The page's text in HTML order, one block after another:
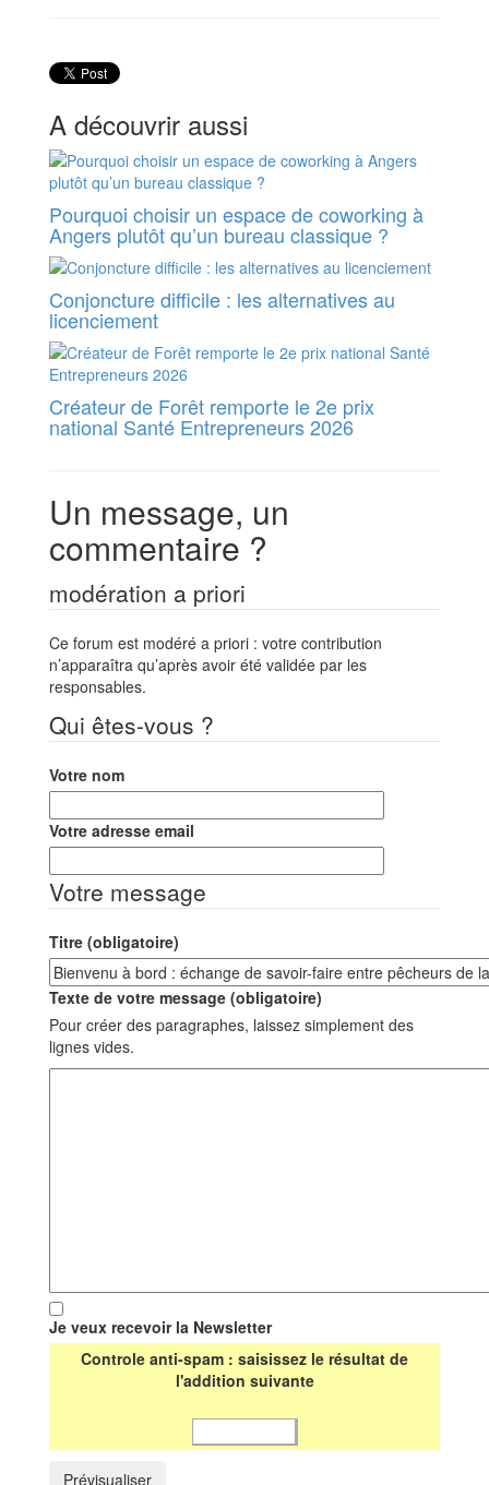
A découvrir aussi
Pourquoi choisir un espace de coworking à
Angers plutôt qu’un bureau classique ?
Conjoncture difficile : les alternatives au
licenciement
Créateur de Forêt remporte le 2e prix
national Santé Entrepreneurs 2026
Un message, un
commentaire ?
modération a priori
Ce forum est modéré a priori : votre contribution
n’apparaîtra qu’après avoir été validée par les
responsables.
Qui êtes-vous ?
Votre nom
Votre adresse email
Votre message
Titre (obligatoire)
Texte de votre message (obligatoire)
Pour créer des paragraphes, laissez simplement des
lignes vides.
Je veux recevoir la Newsletter
Controle anti-spam : saisissez le résultat de
l'addition suivante